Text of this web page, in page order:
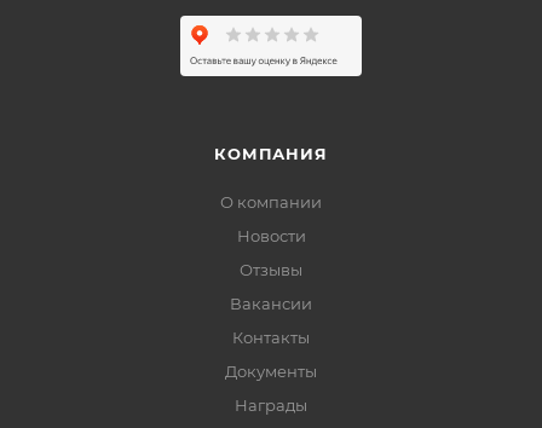
КОМПАНИЯ
О компании
Новости
Отзывы
Вакансии
Контакты
Документы
Награды